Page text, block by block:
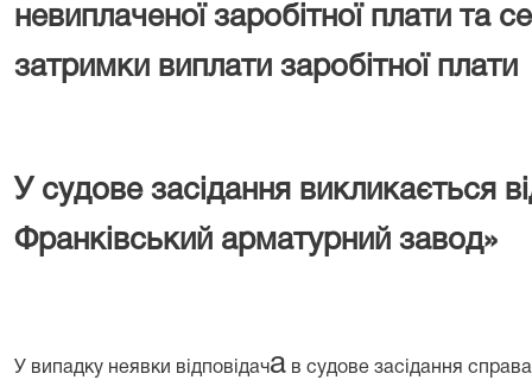
невиплаченої заробітної плати та
затримки виплати заробітної плати
У судове засідання викликається
Франківський арматурний завод»
У випадку неявки відповідач а в судове засідання